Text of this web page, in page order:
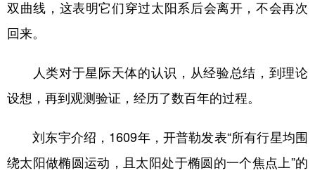
Deutsch Português
双曲线，这表明它们穿过太阳系后会离开，不会再次
回来。
人类对于星际天体的认识，从经验总结，到理论
设想，再到观测验证，经历了数百年的过程。
刘东宇介绍，1609年，开普勒发表“所有行星均围
绕太阳做椭圆运动，且太阳处于椭圆的一个焦点上”的